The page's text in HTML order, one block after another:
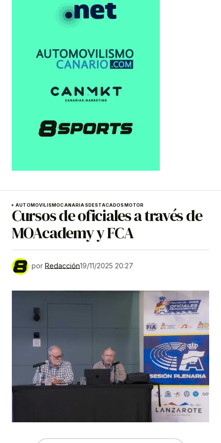
AUTOMOVILISMOCANARIASDESTACADOSMOTOR
Cursos de oficiales a través de
MOAcademy y FCA
por Redacción19/11/2025 20:27